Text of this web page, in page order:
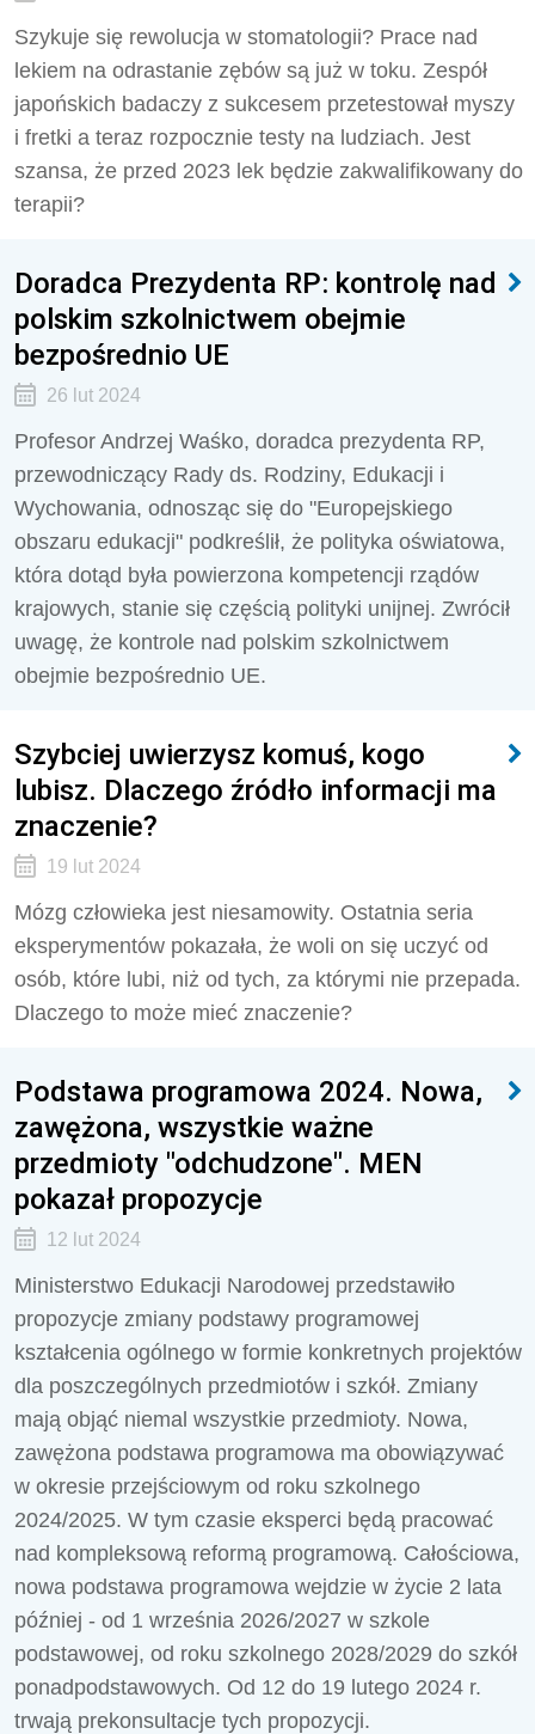
Szykuje się rewolucja w stomatologii? Prace nad
lekiem na odrastanie zębów są już w toku. Zespół
japońskich badaczy z sukcesem przetestował myszy
i fretki a teraz rozpocznie testy na ludziach. Jest
szansa, że przed 2023 lek będzie zakwalifikowany do
terapii?
Doradca Prezydenta RP: kontrolę nad
polskim szkolnictwem obejmie
bezpośrednio UE
26 lut 2024
Profesor Andrzej Waśko, doradca prezydenta RP,
przewodniczący Rady ds. Rodziny, Edukacji i
Wychowania, odnosząc się do "Europejskiego
obszaru edukacji" podkreślił, że polityka oświatowa,
która dotąd była powierzona kompetencji rządów
krajowych, stanie się częścią polityki unijnej. Zwrócił
uwagę, że kontrole nad polskim szkolnictwem
obejmie bezpośrednio UE.
Szybciej uwierzysz komuś, kogo
lubisz. Dlaczego źródło informacji ma
znaczenie?
19 lut 2024
Mózg człowieka jest niesamowity. Ostatnia seria
eksperymentów pokazała, że woli on się uczyć od
osób, które lubi, niż od tych, za którymi nie przepada.
Dlaczego to może mieć znaczenie?
Podstawa programowa 2024. Nowa,
zawężona, wszystkie ważne
przedmioty "odchudzone". MEN
pokazał propozycje
12 lut 2024
Ministerstwo Edukacji Narodowej przedstawiło
propozycje zmiany podstawy programowej
kształcenia ogólnego w formie konkretnych projektów
dla poszczególnych przedmiotów i szkół. Zmiany
mają objąć niemal wszystkie przedmioty. Nowa,
zawężona podstawa programowa ma obowiązywać
w okresie przejściowym od roku szkolnego
2024/2025. W tym czasie eksperci będą pracować
nad kompleksową reformą programową. Całościowa,
nowa podstawa programowa wejdzie w życie 2 lata
później - od 1 września 2026/2027 w szkole
podstawowej, od roku szkolnego 2028/2029 do szkół
ponadpodstawowych. Od 12 do 19 lutego 2024 r.
trwają prekonsultacje tych propozycji.